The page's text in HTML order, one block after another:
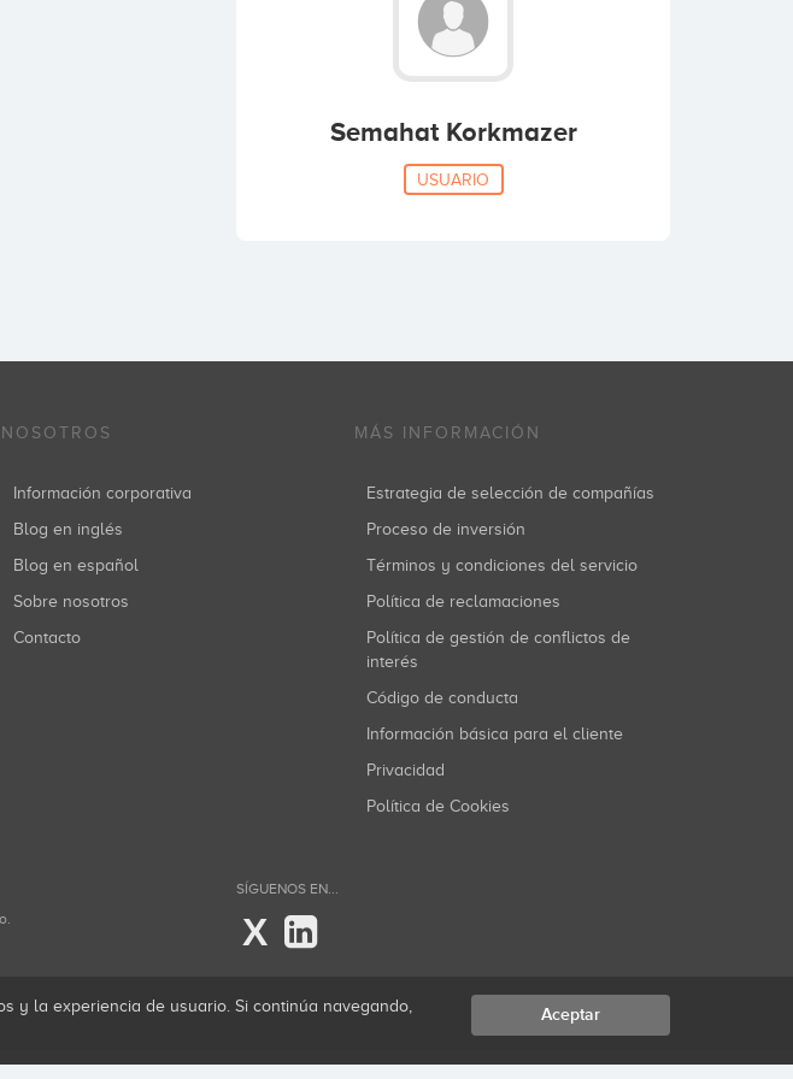
Semahat Korkmazer
USUARIO
NOSOTROS
Información corporativa
Blog en inglés
Blog en español
Sobre nosotros
Contacto
MÁS INFORMACIÓN
Estrategia de selección de compañías
Proceso de inversión
Términos y condiciones del servicio
Política de reclamaciones
Política de gestión de conflictos de
interés
Código de conducta
Información básica para el cliente
Privacidad
Política de Cookies
SÍGUENOS EN...
X
y la experiencia de usuario. Si continúa navegando,
Aceptar